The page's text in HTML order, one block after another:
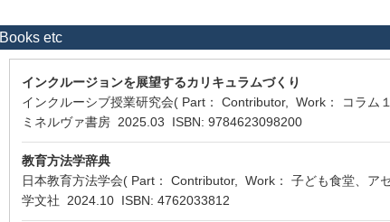
Books etc
インクルージョンを展望するカリキュラムづくり
インクルーシブ授業研究会( Part： Contributor, Work： コラム
ミネルヴァ書房 2025.03 ISBN: 9784623098200
教育方法学辞典
日本教育方法学会( Part： Contributor, Work： 子ども食堂、ア
学文社 2024.10 ISBN: 4762033812